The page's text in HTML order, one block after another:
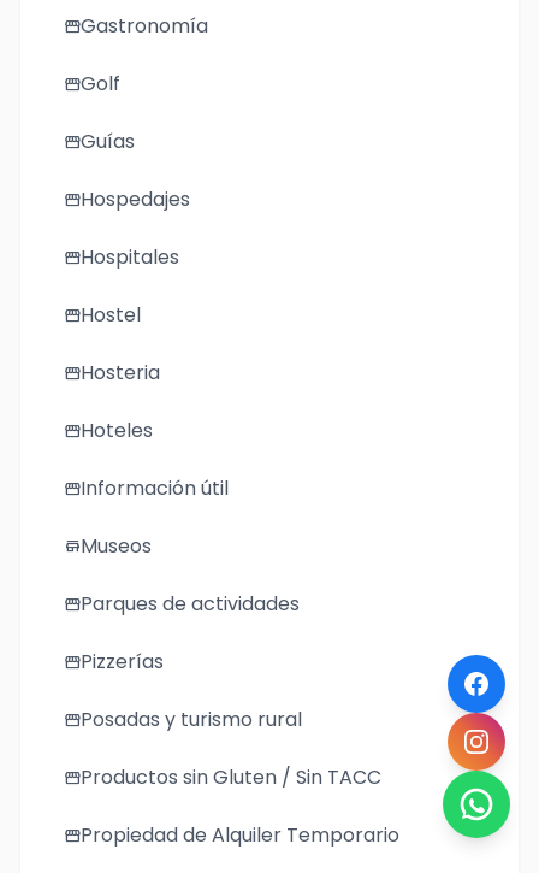
storefrontGastronomía
storefrontGolf
storefrontGuías
storefrontHospedajes
storefrontHospitales
storefrontHostel
storefrontHosteria
storefrontHoteles
storefrontInformación útil
storeMuseos
storefrontParques de actividades
storefrontPizzerías
storefrontPosadas y turismo rural
storefrontProductos sin Gluten / Sin TACC
storefrontPropiedad de Alquiler Temporario